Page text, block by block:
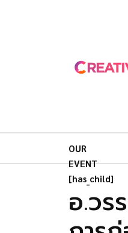
OUR
EVENT
[has_child]
อ.ว